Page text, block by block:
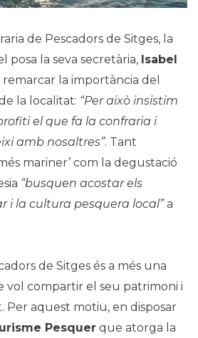
de Pescadors de Sitges, la
posa la seva secretària, Isabel
remarcar la importància del
la localitat: “Per això insistim
el que fa la confraria i
amb nosaltres”. Tant
mariner’ com la degustació
“busquen acostar els
i la cultura pesquera local”a
de Sitges és a més una
compartir el seu patrimoni i
Per aquest motiu, en disposar
Pesquer que atorga la